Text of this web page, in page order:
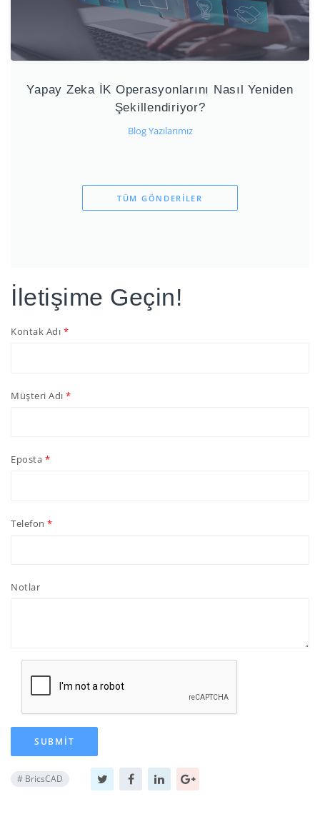
Yapay Zeka İK Operasyonlarını Nasıl Yeniden
Şekillendiriyor?
Blog Yazılarımız
TÜM GÖNDERILER
İletişime Geçin!
Kontak Adı
Müşteri Adı
Eposta
Telefon
Notlar
SUBMIT
# BricsCAD